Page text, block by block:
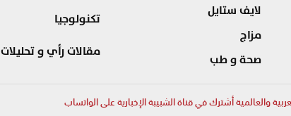
لايف ستايل
مزاج
صحة و طب
تكنولوجيا
مقالات رأي و تحليلات
والعالمية أشترك في قناة الشبيبة الإخبارية على الواتساب